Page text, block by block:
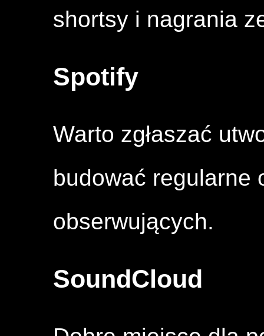
shortsy i nagrania
Spotify
Warto zgłaszać
budować regularne
obserwujących.
SoundCloud